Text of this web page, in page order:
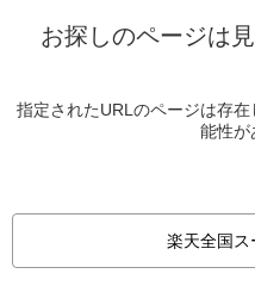
お探しのページは
指定されたURLのページは存
能性が
楽天全国ス